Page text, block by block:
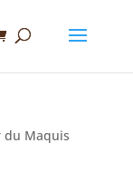
du Maquis